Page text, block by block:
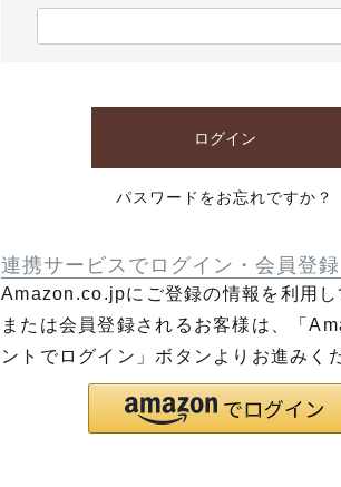
須)
ログイン
パスワードをお忘れですか？
連携サービスでログイン・会員登録
Amazon.co.jpにご登録の情報を利用し
または会員登録されるお客様は、「
ントでログイン」ボタンよりお進みく